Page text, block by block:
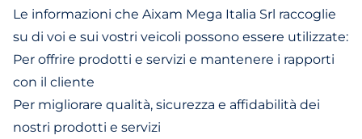
Le informazioni che Aixam Mega Italia Srl raccoglie
su di voi e sui vostri veicoli possono essere utilizzate:
Per offrire prodotti e servizi e mantenere i rapporti
con il cliente
Per migliorare qualità, sicurezza e affidabilità dei
nostri prodotti e servizi